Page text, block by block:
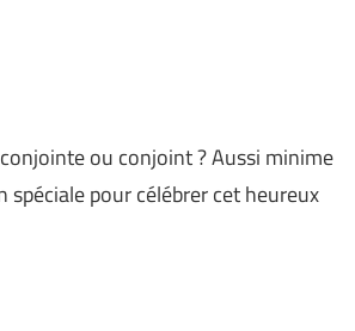
ou conjoint ? Aussi minime
spéciale pour célébrer cet heureux